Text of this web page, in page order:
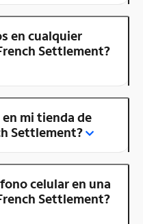
en cualquier
Settlement?
mi tienda de
Settlement?
celular en una
Settlement?